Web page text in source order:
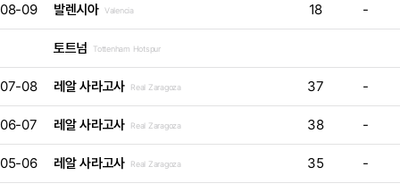
08-09 발렌시아 Valencia 18 -
토트넘 Tottenham Hotspur
07-08 레알 사라고사 Real Zaragoza 37 -
06-07 레알 사라고사 Real Zaragoza 38 -
05-06 레알 사라고사 Real Zaragoza 35 -